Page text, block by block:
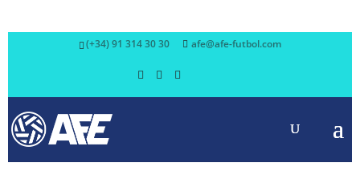
(+34) 91 314 30 30 afe@afe-futbol.com